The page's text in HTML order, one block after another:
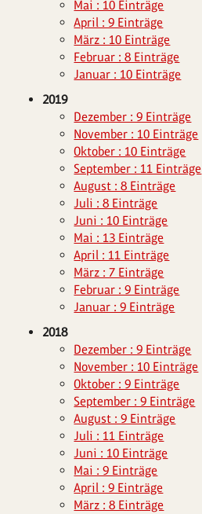
Mai : 10 Einträge
April : 9 Einträge
März : 10 Einträge
Februar : 8 Einträge
Januar : 10 Einträge
2019
Dezember : 9 Einträge
November : 10 Einträge
Oktober : 10 Einträge
September : 11 Einträge
August : 8 Einträge
Juli : 8 Einträge
Juni : 10 Einträge
Mai : 13 Einträge
April : 11 Einträge
März : 7 Einträge
Februar : 9 Einträge
Januar : 9 Einträge
2018
Dezember : 9 Einträge
November : 10 Einträge
Oktober : 9 Einträge
September : 9 Einträge
August : 9 Einträge
Juli : 11 Einträge
Juni : 10 Einträge
Mai : 9 Einträge
April : 9 Einträge
März : 8 Einträge